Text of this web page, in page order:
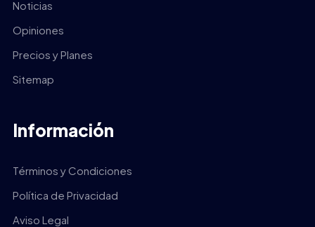
Noticias
Opiniones
Precios y Planes
Sitemap
Información
Términos y Condiciones
Política de Privacidad
Aviso Legal